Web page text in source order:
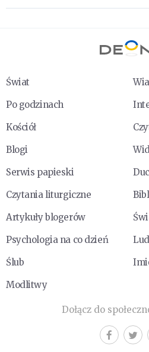
Świat
Po godzinach
Kościół
Blogi
Serwis papieski
Czytania liturgiczne
Artykuły blogerów
Psychologia na co dzień
Ślub
Modlitwy
Dołącz do